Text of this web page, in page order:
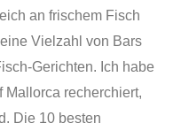
an frischem Fisch
Vielzahl von Bars
Gerichten. Ich habe
Mallorca recherchiert,
Die 10 besten